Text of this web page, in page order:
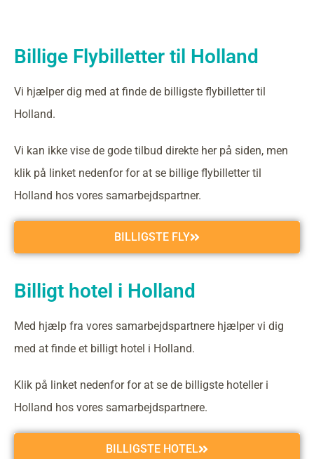
Billige Flybilletter til Holland
Vi hjælper dig med at finde de billigste flybilletter til
Holland.
Vi kan ikke vise de gode tilbud direkte her på siden, men
klik på linket nedenfor for at se billige flybilletter til
Holland hos vores samarbejdspartner.
BILLIGSTE FLY
Billigt hotel i Holland
Med hjælp fra vores samarbejdspartnere hjælper vi dig
med at finde et billigt hotel i Holland.
Klik på linket nedenfor for at se de billigste hoteller i
Holland hos vores samarbejdspartnere.
BILLIGSTE HOTEL